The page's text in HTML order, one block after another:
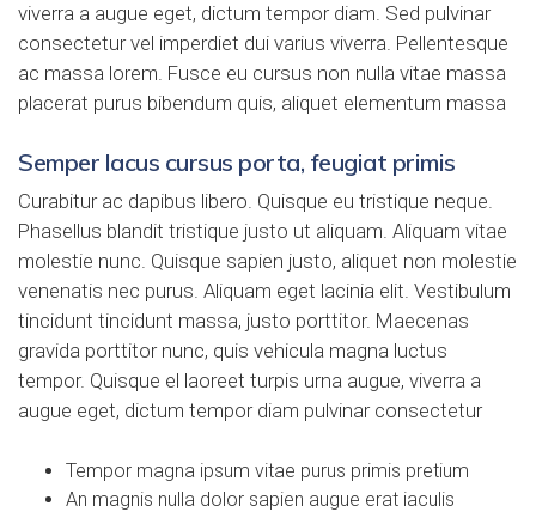
viverra a augue eget, dictum tempor diam. Sed pulvinar
consectetur vel imperdiet dui varius viverra. Pellentesque
ac massa lorem. Fusce eu cursus non nulla vitae massa
placerat purus bibendum quis, aliquet elementum massa
Semper lacus cursus porta, feugiat primis
Curabitur ac dapibus libero. Quisque eu tristique neque.
Phasellus blandit tristique justo ut aliquam. Aliquam vitae
molestie nunc. Quisque sapien justo, aliquet non molestie
venenatis nec purus. Aliquam eget lacinia elit. Vestibulum
tincidunt tincidunt massa, justo porttitor. Maecenas
gravida porttitor nunc, quis vehicula magna luctus
tempor. Quisque el laoreet turpis urna augue, viverra a
augue eget, dictum tempor diam pulvinar consectetur
Tempor magna ipsum vitae purus primis pretium
An magnis nulla dolor sapien augue erat iaculis